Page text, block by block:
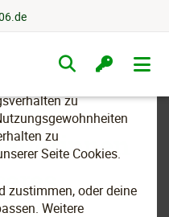
Webseite
zu
zu
Seite Cookies.
zustimmen, oder deine
Weitere